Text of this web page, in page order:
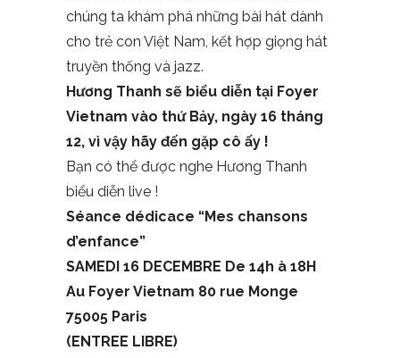
chúng ta khám phá những bài hát dành
cho trẻ con Việt Nam, kết hợp giọng hát
truyền thống và jazz.
Hương Thanh sẽ biểu diễn tại Foyer
Vietnam vào thứ Bảy, ngày 16 tháng
12, vì vậy hãy đến gặp cô ấy !
Bạn có thể được nghe Hương Thanh
biểu diễn live !
Séance dédicace “Mes chansons
d’enfance”
SAMEDI 16 DECEMBRE De 14h à 18H
Au Foyer Vietnam 80 rue Monge
75005 Paris
(ENTREE LIBRE)